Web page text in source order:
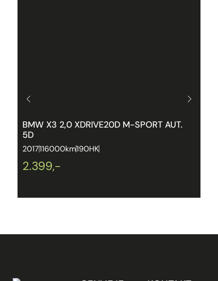
BMW X3 2,0 XDRIVE20D M-SPORT AUT.
5D
2017116000km190HK
2.399,-